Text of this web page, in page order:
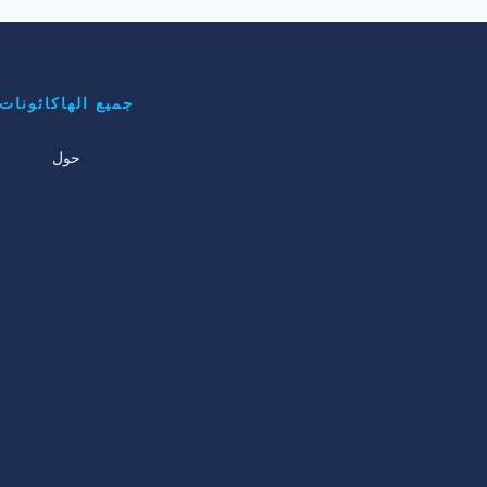
جميع الهاكاثونات
حول